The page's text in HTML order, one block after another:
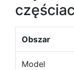
Obszar
Model